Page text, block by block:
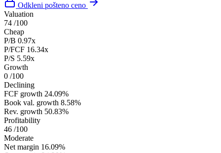
Odkleni pošteno ceno
Valuation
74 /100
Cheap
P/B 0.97x
P/FCF 16.34x
P/S 5.59x
Growth
0 /100
Declining
FCF growth 24.09%
Book val. growth 8.58%
Rev. growth 50.83%
Profitability
46 /100
Moderate
Net margin 16.09%